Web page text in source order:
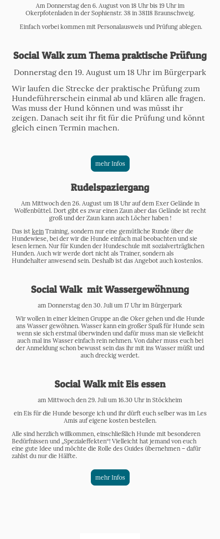
Am Donnerstag den 6. August von 18 Uhr bis 19 Uhr im
Okerpfotenladen in der Sophienstr. 38 in 38118 Braunschweig.
Einfach vorbei kommen mit Personalausweis und Prüfung ablegen.
Social Walk zum Thema praktische Prüfung
Donnerstag den 19. August um 18 Uhr im Bürgerpark
Wir laufen die Strecke der praktische Prüfung zum
Hundeführerschein einmal ab und klären alle fragen.
Was muss der Hund können und was müsst ihr
zeigen. Danach seit ihr fit für die Prüfung und könnt
gleich einen Termin machen.
mehr Infos
Rudelspaziergang
Am Mittwoch den 26. August um 18 Uhr auf dem Exer Gelände in
Wolfenbüttel. Dort gibt es zwar einen Zaun aber das Gelände ist recht
groß und der Zaun kann auch Löcher haben !
Das ist kein Training, sondern nur eine gemütliche Runde über die
Hundewiese, bei der wir die Hunde einfach mal beobachten und sie
lesen lernen. Nur für Kunden der Hundeschule mit sozialverträglichen
Hunden. Auch wir werde dort nicht als Trainer, sondern als
Hundehalter anwesend sein. Deshalb ist das Angebot auch kostenlos.
Social Walk mit Wassergewöhnung
am Donnerstag den 30. Juli um 17 Uhr im Bürgerpark
Wir wollen in einer kleinen Gruppe an die Oker gehen und die Hunde
ans Wasser gewöhnen. Wasser kann ein großer Spaß für Hunde sein
wenn sie sich erstmal überwinden und dafür muss man sie vielleicht
auch mal ins Wasser einfach rein nehmen. Von daher muss euch bei
der Anmeldung schon bewusst sein das ihr mit ins Wasser müßt und
auch dreckig werdet.
Social Walk mit Eis essen
am Mittwoch den 29. Juli um 16.30 Uhr in Stöckheim
ein Eis für die Hunde besorge ich und ihr dürft euch selber was im Les
Amis auf eigene kosten bestellen.
Alle sind herzlich willkommen, einschließlich Hunde mit besonderen
Bedürfnissen und „Spezialeffekten“! Vielleicht hat jemand von euch
eine gute Idee und möchte die Rolle des Guides übernehmen – dafür
zahlst du nur die Hälfte.
mehr Infos